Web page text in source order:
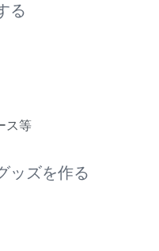
る
ス等
ッズを作る